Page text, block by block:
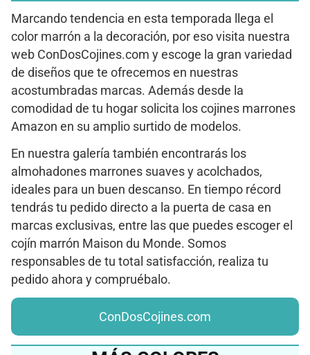
Marcando tendencia en esta temporada llega el
color marrón a la decoración, por eso visita nuestra
web ConDosCojines.com y escoge la gran variedad
de diseños que te ofrecemos en nuestras
acostumbradas marcas. Además desde la
comodidad de tu hogar solicita los cojines marrones
Amazon en su amplio surtido de modelos.
En nuestra galería también encontrarás los
almohadones marrones suaves y acolchados,
ideales para un buen descanso. En tiempo récord
tendrás tu pedido directo a la puerta de casa en
marcas exclusivas, entre las que puedes escoger el
cojín marrón Maison du Monde. Somos
responsables de tu total satisfacción, realiza tu
pedido ahora y compruébalo.
ConDosCojines.com